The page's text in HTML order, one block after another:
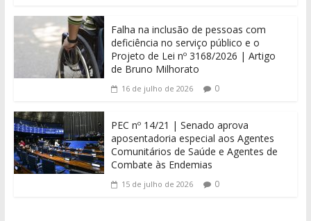
Falha na inclusão de pessoas com
deficiência no serviço público e o
Projeto de Lei nº 3168/2026 | Artigo
de Bruno Milhorato
16 de julho de 2026 0
PEC nº 14/21 | Senado aprova
aposentadoria especial aos Agentes
Comunitários de Saúde e Agentes de
Combate às Endemias
15 de julho de 2026 0